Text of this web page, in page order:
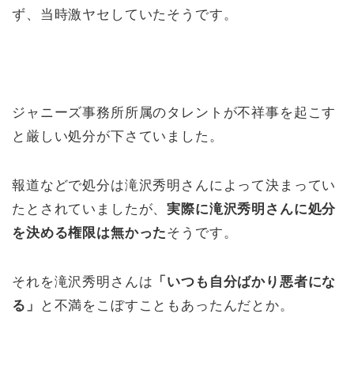
ず、当時激ヤセしていたそうです。
ジャニーズ事務所所属のタレントが不祥事を起こす
と厳しい処分が下さていました。
報道などで処分は滝沢秀明さんによって決まってい
たとされていましたが、実際に滝沢秀明さんに処分
を決める権限は無かったそうです。
それを滝沢秀明さんは 「いつも自分ばかり悪者にな
る」
と不満をこぼすこともあったんだとか。